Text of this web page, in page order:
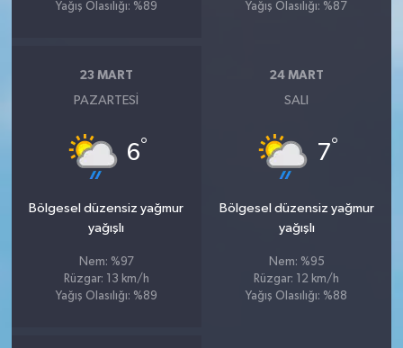
Yağış Olasılığı: %89 Yağış Olasılığı: %87
23 MART
PAZARTESI
6°
Bölgesel düzensiz yağmur
yağışlı
Nem: %97
Rüzgar: 13 km/h
Yağış Olasılığı: %89
24 MART
SALI
7°
Bölgesel düzensiz yağmur
yağışlı
Nem: %95
Rüzgar: 12 km/h
Yağış Olasılığı: %88